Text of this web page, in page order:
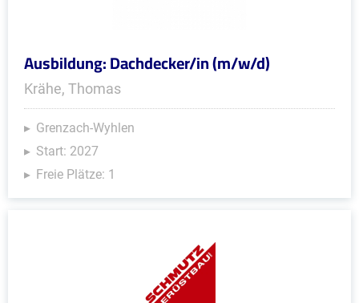
Ausbildung: Dachdecker/in (m/w/d)
Krähe, Thomas
Grenzach-Wyhlen
Start: 2027
Freie Plätze: 1